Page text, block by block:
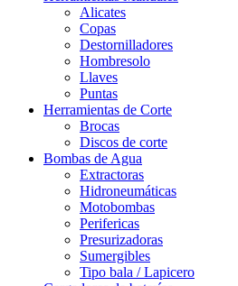
Alicates
Copas
Destornilladores
Hombresolo
Llaves
Puntas
Herramientas de Corte
Brocas
Discos de corte
Bombas de Agua
Extractoras
Hidroneumáticas
Motobombas
Perifericas
Presurizadoras
Sumergibles
Tipo bala / Lapicero